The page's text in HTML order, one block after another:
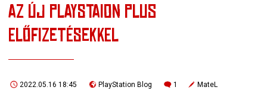
AZ ÚJ PLAYSTAION PLUS
ELŐFIZETÉSEKKEL
2022.05.16 18:45 PlayStation Blog 1 MateL